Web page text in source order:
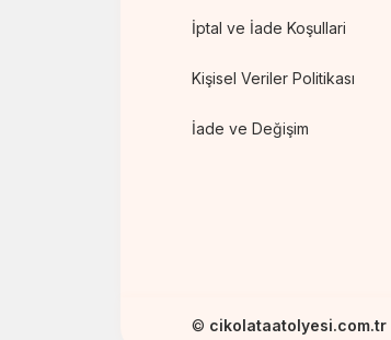
İptal ve İade Koşullari
Kişisel Veriler Politikası
İade ve Değişim
© cikolataatolyesi.com.tr